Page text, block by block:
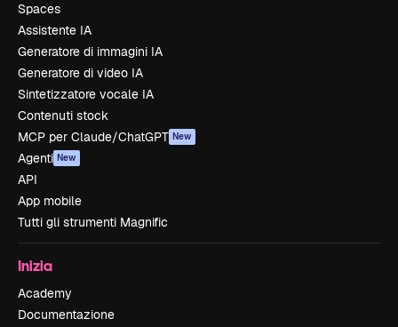
Spaces
Assistente IA
Generatore di immagini IA
Generatore di video IA
Sintetizzatore vocale IA
Contenuti stock
MCP per Claude/ChatGPT New
Agenti New
API
App mobile
Tutti gli strumenti Magnific
Inizia
Academy
Documentazione